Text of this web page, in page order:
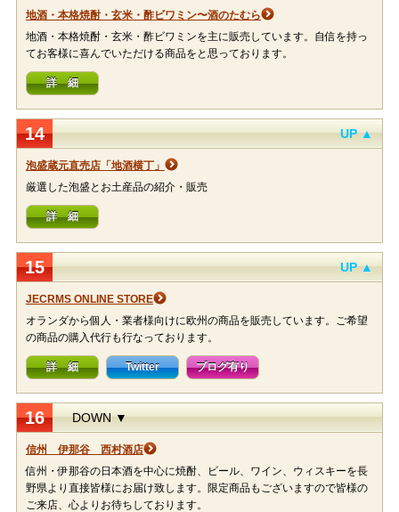
地酒・本格焼酎・玄米・酢ビワミン〜酒のたむら
地酒・本格焼酎・玄米・酢ビワミンを主に販売しています。自信を持っ
てお客様に喜んでいただける商品をと思っております。
詳 細
14 UP ▲
泡盛蔵元直売店「地酒横丁」
厳選した泡盛とお土産品の紹介・販売
詳 細
15 UP ▲
JECRMS ONLINE STORE
オランダから個人・業者様向けに欧州の商品を販売しています。ご希望
の商品の購入代行も行なっております。
詳 細 Twitter ブログ有り
16 DOWN ▼
信州 伊那谷 西村酒店
信州・伊那谷の日本酒を中心に焼酎、ビール、ワイン、ウィスキーを長
野県より直接皆様にお届け致します。限定商品もございますので皆様の
ご来店、心よりお待ちしております。